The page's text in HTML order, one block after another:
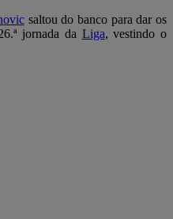
saltou do banco para dar os
jornada da Liga, vestindo o